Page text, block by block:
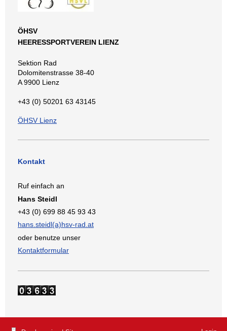
ÖHSV
HEERESSPORTVEREIN LIENZ
Sektion Rad
Dolomitenstrasse 38-40
A 9900 Lienz
+43 (0) 50201 63 43145
ÖHSV Lienz
Kontakt
Ruf einfach an
Hans Steidl
+43 (0) 699 88 45 93 43
hans.steidl(a)hsv-rad.at
oder benutze unser
Kontaktformular